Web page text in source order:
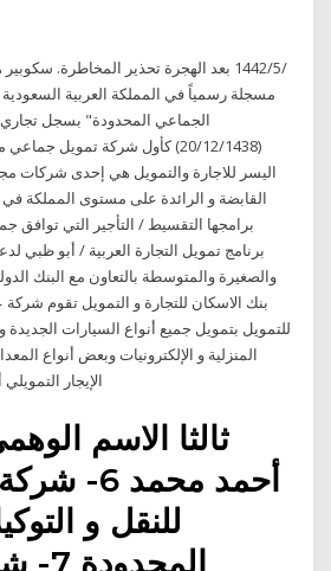
مسجلة رسمياً في المملكة العربية
(20/12/1438) كأول شركة تمويل
اليسر للاجارة والتمويل هي إحدى شركات
القابضة و الرائدة على مستوى المملكة في
برامجها التقسيط / التأجير التي توافق
برنامج تمويل التجارة العربية / أبو ظبي
والصغيرة والمتوسطة بالتعاون مع البنك
بنك الاسكان للتجارة و التمويل تقوم
للتمويل بتمويل جميع أنواع السيارات
المنزلية و الإلكترونيات وبعض أنواع
الإيجار
ثالثا الاسم
أحمد
للنقل و